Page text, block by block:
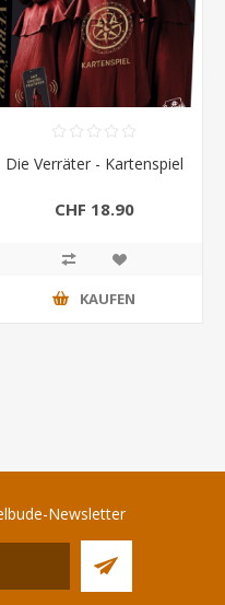
Die Verräter - Kartenspiel
CHF 18.90
KAUFEN
Newsletter